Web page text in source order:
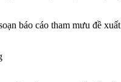
báo cáo tham mưu đề